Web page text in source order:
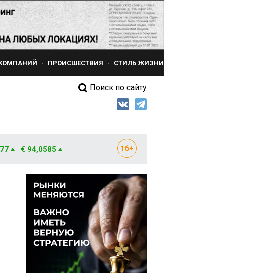
ПРОИСШЕСТВИЯ СТИЛЬ ЖИЗНИ
Поиск по сайту
€ 94,0585